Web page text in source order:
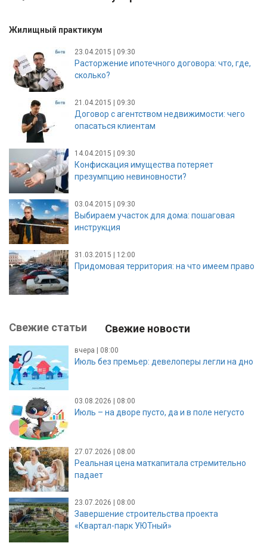
Жилищный практикум
23.04.2015 | 09:30
Расторжение ипотечного договора: что, где,
сколько?
21.04.2015 | 09:30
Договор с агентством недвижимости: чего
опасаться клиентам
14.04.2015 | 09:30
Конфискация имущества потеряет
презумпцию невиновности?
03.04.2015 | 09:30
Выбираем участок для дома: пошаговая
инструкция
31.03.2015 | 12:00
Придомовая территория: на что имеем право
Свежие статьи Свежие новости
вчера | 08:00
Июль без премьер: девелоперы легли на дно
03.08.2026 | 08:00
Июль – на дворе пусто, да и в поле негусто
27.07.2026 | 08:00
Реальная цена маткапитала стремительно
падает
23.07.2026 | 08:00
Завершение строительства проекта
«Квартал-парк УЮТный»